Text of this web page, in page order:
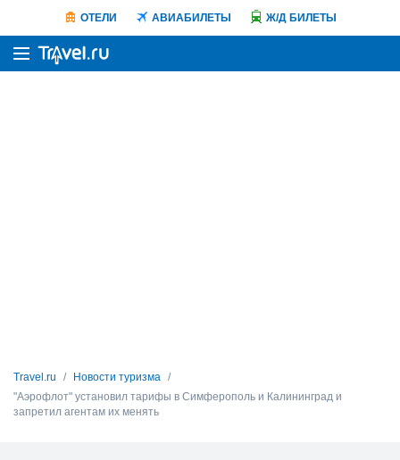
ОТЕЛИ АВИАБИЛЕТЫ Ж/Д БИЛЕТЫ
Travel.ru
Новости туризма
"Аэрофлот" установил тарифы в Симферополь и Калининград и
запретил агентам их менять